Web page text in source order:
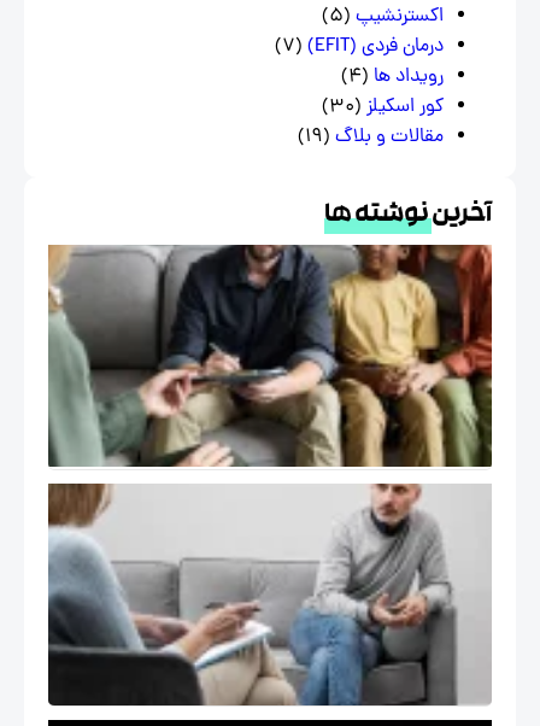
اکسترنشیپ(5)
درمان فردی (EFIT)
(7)
رویداد ها(4)
کور اسکیلز(30)
مقالات و بلاگ (19)
نوشته ها
درمان
هیجان
EFT و
خانواده
در
فرهنگ
خود
درمانگر در
اتاق درمان
( The Self
of the
Therapist
)